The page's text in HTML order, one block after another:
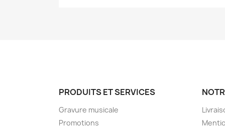
PRODUITS ET SERVICES
Gravure musicale
Promotions